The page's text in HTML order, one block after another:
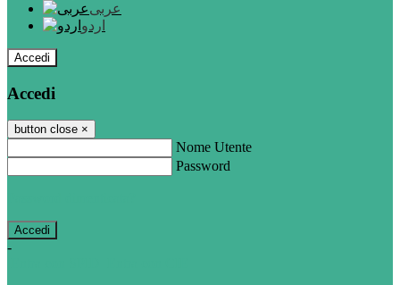
عربى
اردو
Accedi
Accedi
button close ×
Nome Utente
Password
-